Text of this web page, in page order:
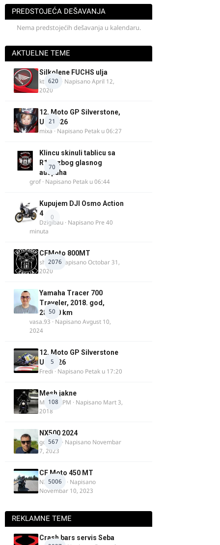
PREDSTOJEĆA DEŠAVANJA
Nema predstojećih dešavanja u kalendaru.
AKTUELNE TEME
620
Silkolene FUCHS ulja
ktm600 · NapisanoApril 12,
2020
21
12. Moto GP Silverstone,
UK, 2026
mixa · Napisano Petak u 06:27
70
Klincu skinuli tablicu sa
R125 zbog glasnog
auspuha
grof· Napisano Petak u 06:44
0
Kupujem DJI Osmo Action
4
Dzigibau · Napisano Pre 40
minuta
2076
CFMoto 800MT
shlem· NapisanoOctobar 31,
2020
50
Yamaha Tracer 700
Traveler, 2018. god,
28.100 km
vasa.93 · NapisanoAvgust 10,
2024
5
12. Moto GP Silverstone
UK 2026
Fredi · Napisano Petak u 17:20
108
Mesh jakne
MostarRPM · Napisano Mart 3,
2018
567
NX500 2024
godovic · Napisano Novembar
7, 2023
5006
CF Moto 450 MT
NIKOLA 1
· Napisano
Novembar 10, 2023
REKLAMNE TEME
Crash bars servis Seba